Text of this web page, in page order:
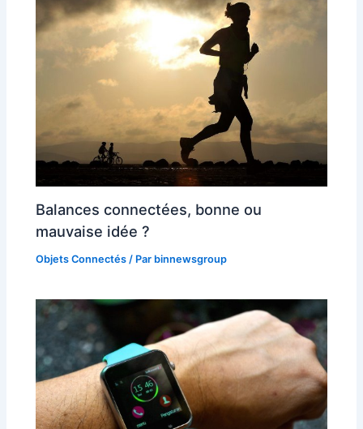
Balances connectées, bonne ou
mauvaise idée ?
Objets Connectés / Par binnewsgroup